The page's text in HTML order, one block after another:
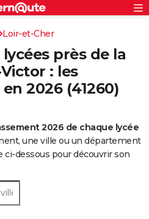
Loir-et-Cher
près de la
: les
2026 (41260)
2026 de chaque lycée
une ville ou un département
dessous pour découvrir son